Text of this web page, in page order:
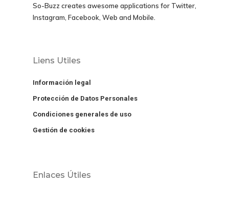
So-Buzz creates awesome applications for Twitter,
Instagram, Facebook, Web and Mobile.
Liens Utiles
Información legal
Protección de Datos Personales
Condiciones generales de uso
Gestión de cookies
Enlaces Útiles